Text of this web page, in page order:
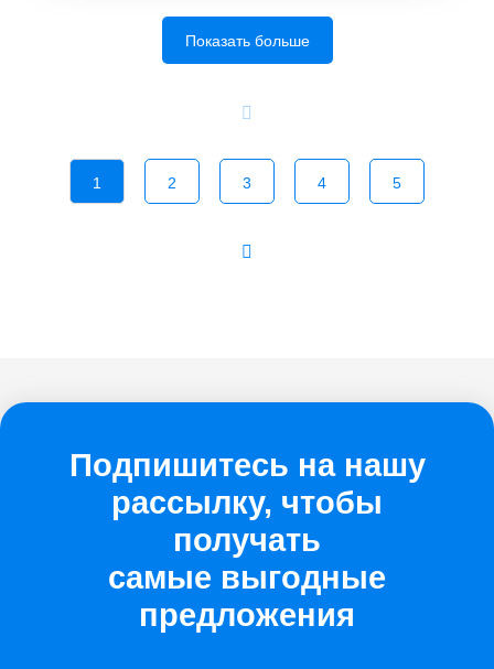
Показать больше
1 2 3 4 5
Подпишитесь на нашу
рассылку, чтобы
получать
самые выгодные
предложения